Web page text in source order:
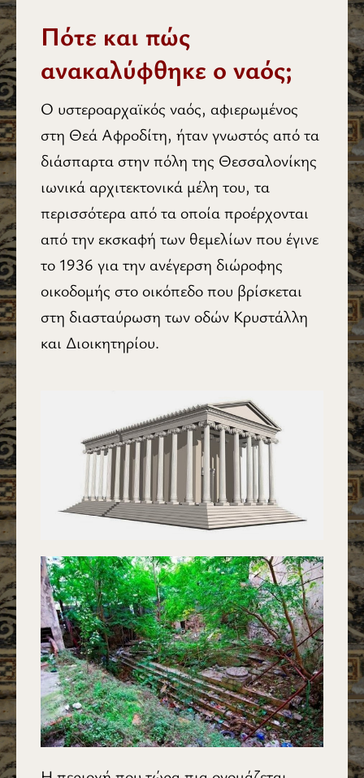
Πότε και πώς
ανακαλύφθηκε ο ναός;
Ο υστεροαρχαϊκός ναός, αφιερωμένος
στη Θεά Αφροδίτη, ήταν γνωστός από τα
διάσπαρτα στην πόλη της Θεσσαλονίκης
ιωνικά αρχιτεκτονικά μέλη του, τα
περισσότερα από τα οποία προέρχονται
από την εκσκαφή των θεμελίων που έγινε
το 1936 για την ανέγερση διώροφης
οικοδομής στο οικόπεδο που βρίσκεται
στη διασταύρωση των οδών Κρυστάλλη
και Διοικητηρίου.